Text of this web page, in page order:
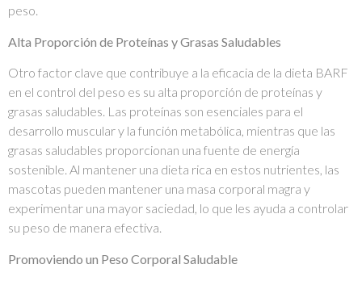
peso.
Alta Proporción de Proteínas y Grasas Saludables
Otro factor clave que contribuye a la eficacia de la dieta BARF
en el control del peso es su alta proporción de proteínas y
grasas saludables. Las proteínas son esenciales para el
desarrollo muscular y la función metabólica, mientras que las
grasas saludables proporcionan una fuente de energía
sostenible. Al mantener una dieta rica en estos nutrientes, las
mascotas pueden mantener una masa corporal magra y
experimentar una mayor saciedad, lo que les ayuda a controlar
su peso de manera efectiva.
Promoviendo un Peso Corporal Saludable